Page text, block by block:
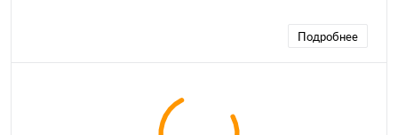
Подробнее